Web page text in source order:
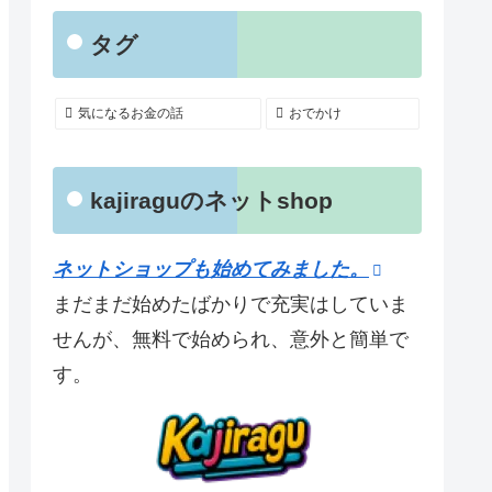
タグ
気になるお金の話 おでかけ
kajiraguのネットshop
ネットショップも始めてみました。
まだまだ始めたばかりで充実はしていま
せんが、無料で始められ、意外と簡単で
す。